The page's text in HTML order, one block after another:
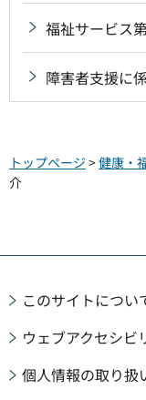
福祉サービス
障害者支援に
トップページ >健康・
介
このサイトについ
ウェブアクセシビ
個人情報の取り扱